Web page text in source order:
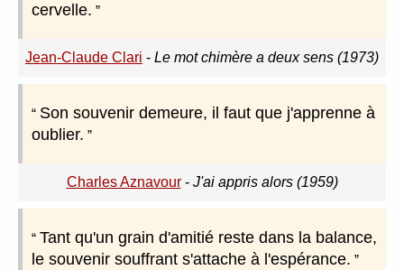
cervelle.
Jean-Claude Clari - Le mot chimère a deux sens (1973)
Son souvenir demeure, il faut que j'apprenne à
oublier.
Charles Aznavour- J'ai appris alors (1959)
Tant qu'un grain d'amitié reste dans la balance,
le souvenir souffrant s'attache à l'espérance.